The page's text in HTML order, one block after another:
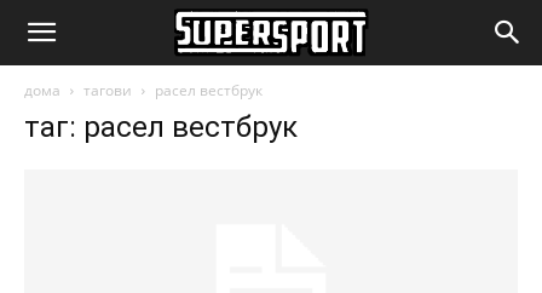
SuperSport.mk
дома тагови расел вестбрук
таг: расел вестбрук